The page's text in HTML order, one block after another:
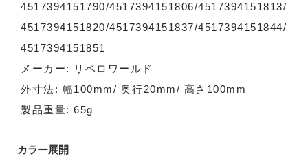
4517394151790/4517394151806/4517394151813/
4517394151820/4517394151837/4517394151844/
4517394151851
メーカー: リベロワールド
外寸法: 幅100mm/ 奥行20mm/ 高さ100mm
製品重量: 65g
カラー展開